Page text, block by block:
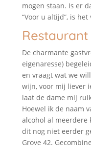
mogen staan. Is er
“Voor u altijd”, is
Restaurant
De charmante
eigenaresse)
en vraagt wat we
wijn, voor mij liever
laat de dame mij
Hoewel ik de naam
alcohol al meerdere
dit nog niet eerder
Grove 42.